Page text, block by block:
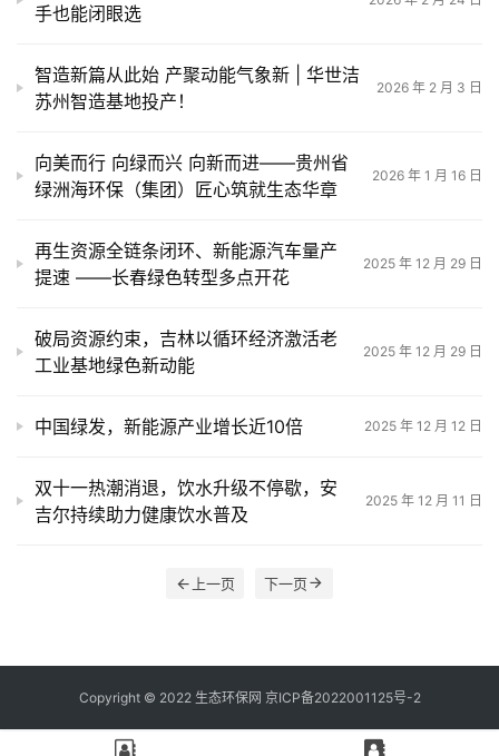
手也能闭眼选
智造新篇从此始 产聚动能气象新 | 华世洁
苏州智造基地投产！
2026 年 2 月 3 日
向美而行 向绿而兴 向新而进——贵州省
绿洲海环保（集团）匠心筑就生态华章
2026 年 1 月 16 日
再生资源全链条闭环、新能源汽车量产
提速 ——长春绿色转型多点开花
2025 年 12 月 29 日
破局资源约束，吉林以循环经济激活老
工业基地绿色新动能
2025 年 12 月 29 日
中国绿发，新能源产业增长近10倍 2025 年 12 月 12 日
双十一热潮消退，饮水升级不停歇，安
吉尔持续助力健康饮水普及
2025 年 12 月 11 日
上一页 下一页
Copyright © 2022 生态环保网 京ICP备2022001125号-2